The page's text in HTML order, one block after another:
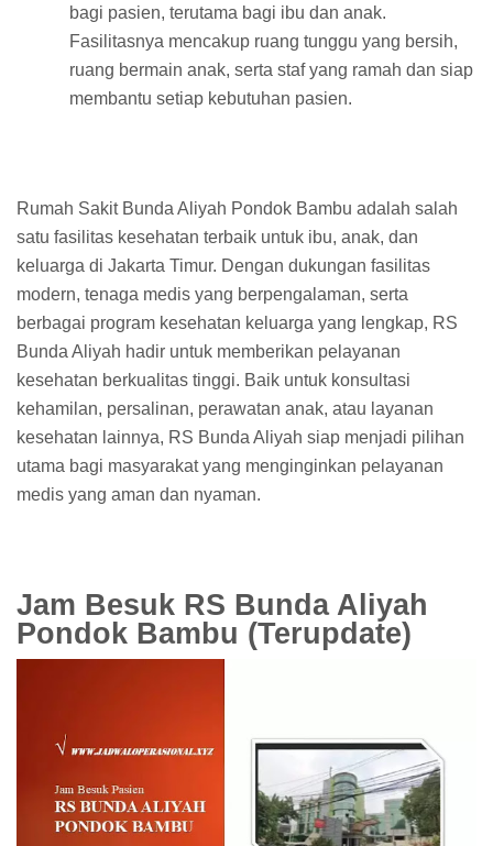
bagi pasien, terutama bagi ibu dan anak.
Fasilitasnya mencakup ruang tunggu yang bersih,
ruang bermain anak, serta staf yang ramah dan siap
membantu setiap kebutuhan pasien.
Rumah Sakit Bunda Aliyah Pondok Bambu adalah salah
satu fasilitas kesehatan terbaik untuk ibu, anak, dan
keluarga di Jakarta Timur. Dengan dukungan fasilitas
modern, tenaga medis yang berpengalaman, serta
berbagai program kesehatan keluarga yang lengkap, RS
Bunda Aliyah hadir untuk memberikan pelayanan
kesehatan berkualitas tinggi. Baik untuk konsultasi
kehamilan, persalinan, perawatan anak, atau layanan
kesehatan lainnya, RS Bunda Aliyah siap menjadi pilihan
utama bagi masyarakat yang menginginkan pelayanan
medis yang aman dan nyaman.
Jam Besuk RS Bunda Aliyah
Pondok Bambu (Terupdate)